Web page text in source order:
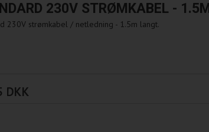
230V STRØMKABEL - 1.5M
230V strømkabel / netledning - 1.5m langt.
DKK